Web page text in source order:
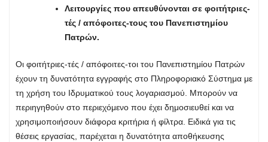
Λειτουργίες που απευθύνονται σε φοιτήτριες-
τές / απόφοιτες-τους του Πανεπιστημίου
Πατρών.
Οι φοιτήτριες-τές / απόφοιτες-τοι του Πανεπιστημίου Πατρών
έχουν τη δυνατότητα εγγραφής στο Πληροφοριακό Σύστημα με
τη χρήση του Ιδρυματικού τους λογαριασμού. Μπορούν να
περιηγηθούν στο περιεχόμενο που έχει δημοσιευθεί και να
χρησιμοποιήσουν διάφορα κριτήρια ή φίλτρα. Ειδικά για τις
θέσεις εργασίας, παρέχεται η δυνατότητα αποθήκευσης